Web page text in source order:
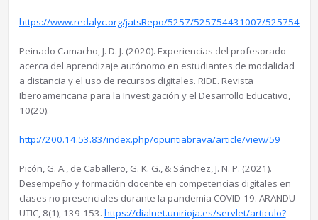
https://www.redalyc.org/jatsRepo/5257/525754431007/
Peinado Camacho, J. D. J. (2020). Experiencias del profesorado
acerca del aprendizaje autónomo en estudiantes de modalidad
a distancia y el uso de recursos digitales. RIDE. Revista
Iberoamericana para la Investigación y el Desarrollo Educativo,
10(20).
http://200.14.53.83/index.php/opuntiabrava/article/view/59
Picón, G. A., de Caballero, G. K. G., & Sánchez, J. N. P. (2021).
Desempeño y formación docente en competencias digitales en
clases no presenciales durante la pandemia COVID-19. ARANDU
UTIC, 8(1), 139-153. https://dialnet.unirioja.es/servlet/articulo?